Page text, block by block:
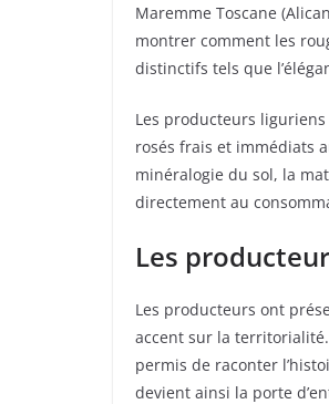
Maremme Toscane
montrer comment les
distinctifs tels que
Les producteurs
rosés frais et immédiats
minéralogie du sol, la
directement au
Les
Les producteurs ont
accent sur la
permis de raconter
devient ainsi la porte